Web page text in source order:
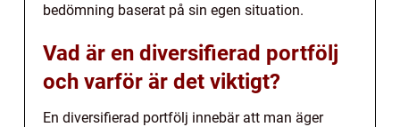
bedömning baserat på sin egen situation.
Vad är en diversifierad portfölj
och varför är det viktigt?
En diversifierad portfölj innebär att man äger